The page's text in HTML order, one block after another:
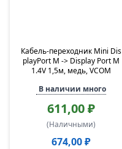
Кабель-переходник Mini Dis
playPort M -> Display Port M
1.4V 1,5м, медь, VCOM
В наличии много
611,00 ₽
(Наличными)
674,00 ₽